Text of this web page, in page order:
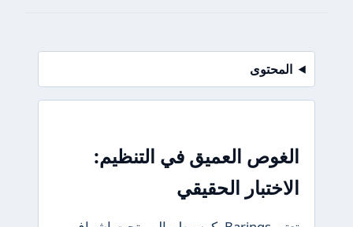
المحتوى
الغوص العميق في التنظيم:
الاختبار الحقيقي